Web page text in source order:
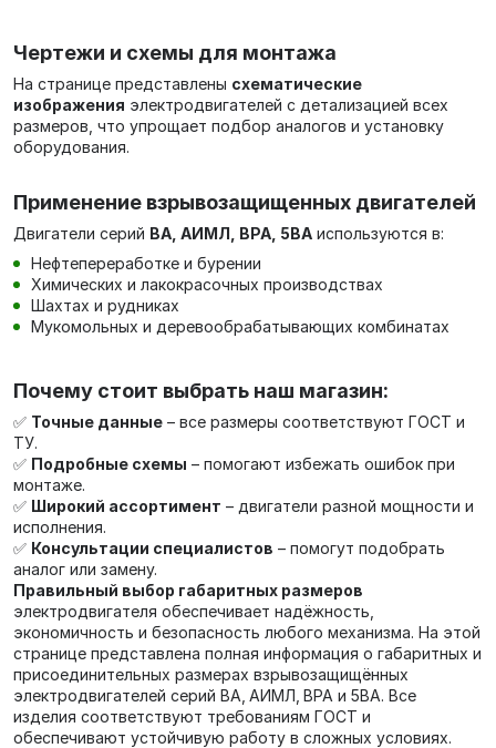
Чертежи и схемы для монтажа
На странице представлены схематические
изображения электродвигателей с детализацией всех
размеров, что упрощает подбор аналогов и установку
оборудования.
Применение взрывозащищенных двигателей
Двигатели серий ВА, АИМЛ, ВРА, 5ВА используются в:
Нефтепереработке и бурении
Химических и лакокрасочных производствах
Шахтах и рудниках
Мукомольных и деревообрабатывающих комбинатах
Почему стоит выбрать наш магазин:
✅ Точные данные – все размеры соответствуют ГОСТ и
ТУ.
✅ Подробные схемы – помогают избежать ошибок при
монтаже.
✅ Широкий ассортимент – двигатели разной мощности и
исполнения.
✅ Консультации специалистов – помогут подобрать
аналог или замену.
Правильный выбор габаритных размеров
электродвигателя обеспечивает надёжность,
экономичность и безопасность любого механизма. На этой
странице представлена полная информация о габаритных и
присоединительных размерах взрывозащищённых
электродвигателей серий ВА, АИМЛ, ВРА и 5ВА. Все
изделия соответствуют требованиям ГОСТ и
обеспечивают устойчивую работу в сложных условиях.